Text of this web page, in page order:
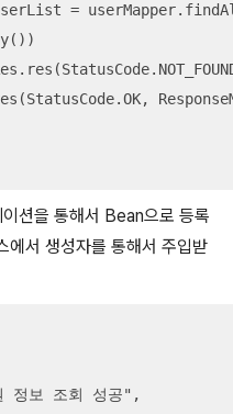
=
션을 통해서 Bean으로 등록
서 생성자를 통해서 주입받
보 조회 성공",